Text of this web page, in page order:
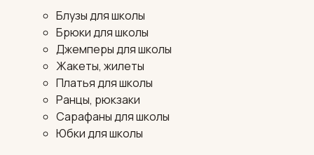
Блузы для школы
Брюки для школы
Джемперы для школы
Жакеты, жилеты
Платья для школы
Ранцы, рюкзаки
Сарафаны для школы
Юбки для школы